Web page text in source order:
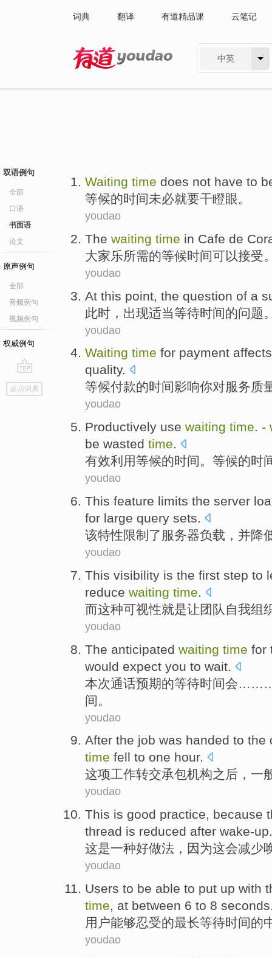
词典 翻译 有道精品课 云笔记
中英
双语例句
全部
口语
书面语
论文
原声例句
全部
音频例句
视频例句
权威例句
go
top
返回词典
Waiting time does not have to
等候的时间未必就要干瞪眼。
youdao
The waiting time in Cafe de
大家乐所需的等候时间可以接受
youdao
At this point , the question of a
此时 ， 出现适当等待时间的问题
youdao
Waiting time for payment affects
quality.
等候付款的时间影响你对服务质
youdao
Productively use waiting time. -
be wasted time.
有效利用等候的时间。等候的时
youdao
This feature limits the server
for large query sets.
该特性限制 了 服务器负载 ， 并降
youdao
This visibility is the first step to
reduce waiting time.
而这种可视性就是让团队 自我组
youdao
The anticipated waiting time for
would expect you to wait
本次通话预期的等待时间会
间。
youdao
After the job was handed to the
time fell to one hour.
这项工作转交承包机构之后 ， 一
youdao
This is good practice, because
thread is reduced after wake-up.
这是一种好做法 ， 因为这会减少
youdao
Users to be able to put up with
time, at between 6 to 8 seconds
用户能够忍受的最长等待时间的
youdao